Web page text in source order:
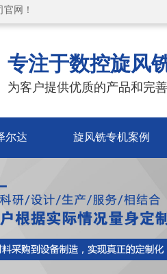
网！
专注于数控旋风
为客户提供优质的产品和完
尔达 旋风铣专机案例